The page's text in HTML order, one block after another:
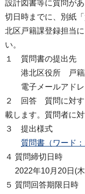
設計図書等に質問が
切日時までに、別紙
北区戸籍課登録担当
い。
１ 質問書の提出先
港北区役所 戸籍
電子メールアド
２ 回答 質問に対す
載します。質問者に
３ 提出様式
質問書（ワード：
４ 質問締切日時
2022年10月20日(木
５ 質問回答期限日時